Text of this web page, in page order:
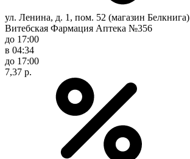
ул. Ленина, д. 1, пом. 52 (магазин Белкнига)
Витебская Фармация Аптека №356
до 17:00
в 04:34
до 17:00
7,37 р.